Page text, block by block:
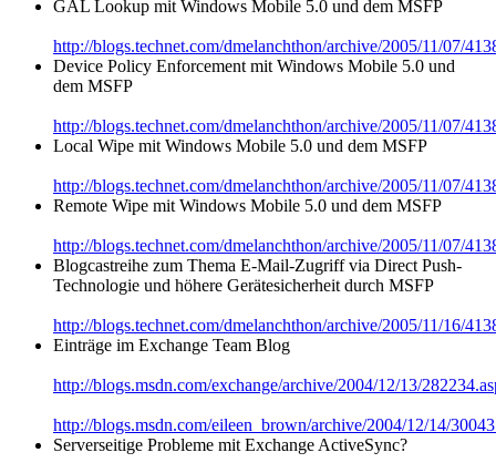
GAL Lookup mit Windows Mobile 5.0 und dem MSFP
http://blogs.technet.com/dmelanchthon/archive/2005/11/07/
Device Policy Enforcement mit Windows Mobile 5.0 und
dem MSFP
http://blogs.technet.com/dmelanchthon/archive/2005/11/07/
Local Wipe mit Windows Mobile 5.0 und dem MSFP
http://blogs.technet.com/dmelanchthon/archive/2005/11/07/
Remote Wipe mit Windows Mobile 5.0 und dem MSFP
http://blogs.technet.com/dmelanchthon/archive/2005/11/07/
Blogcastreihe zum Thema E-Mail-Zugriff via Direct Push-
Technologie und höhere Gerätesicherheit durch MSFP
http://blogs.technet.com/dmelanchthon/archive/2005/11/16/
Einträge im Exchange Team Blog
http://blogs.msdn.com/exchange/archive/2004/12/13/
http://blogs.msdn.com/eileen_brown/archive/2004/12/14/
Serverseitige Probleme mit Exchange ActiveSync?